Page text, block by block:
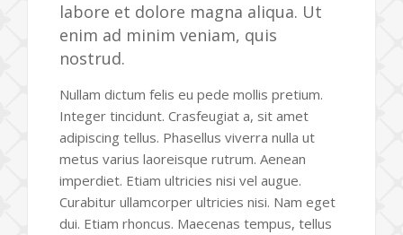
labore et dolore magna aliqua. Ut
enim ad minim veniam, quis
nostrud.
Nullam dictum felis eu pede mollis pretium.
Integer tincidunt. Crasfeugiat a, sit amet
adipiscing tellus. Phasellus viverra nulla ut
metus varius laoreisque rutrum. Aenean
imperdiet. Etiam ultricies nisi vel augue.
Curabitur ullamcorper ultricies nisi. Nam eget
dui. Etiam rhoncus. Maecenas tempus, tellus